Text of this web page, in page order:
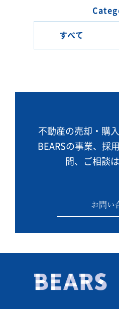
不動産の売却・購
BEARSの事業、 採
問、ご相談
お問い